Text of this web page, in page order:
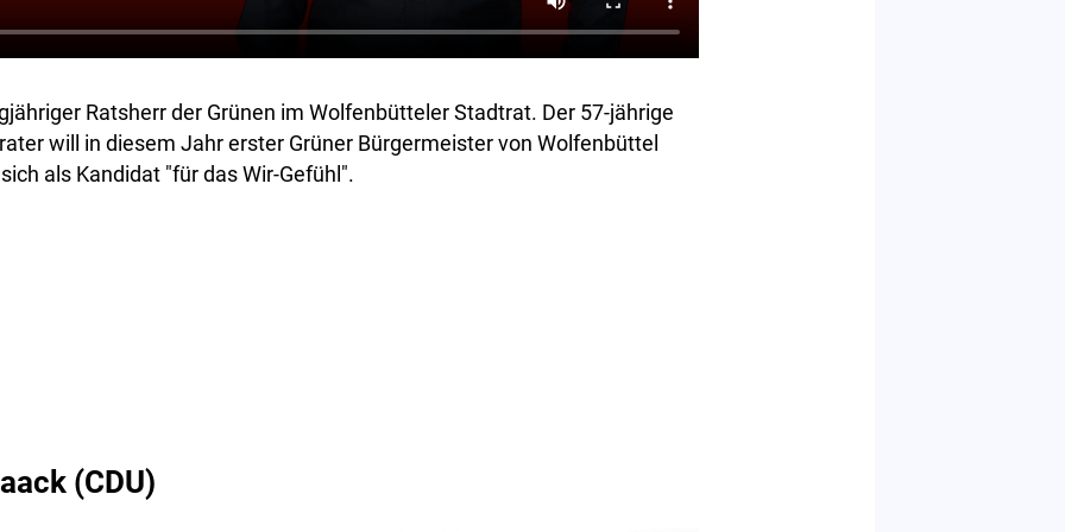
Ratsherr der Grünen im Wolfenbütteler Stadtrat. Der 57-jährige
will in diesem Jahr erster Grüner Bürgermeister von Wolfenbüttel
als Kandidat "für das Wir-Gefühl".
(CDU)